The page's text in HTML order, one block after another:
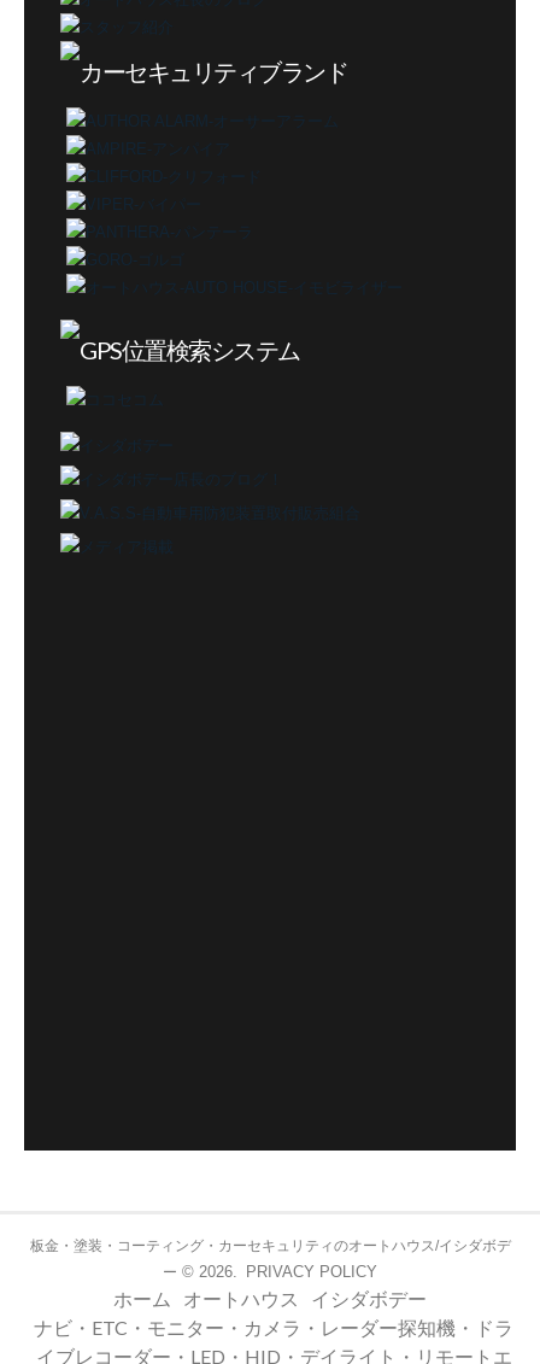
板金・塗装・コーティング・カーセキュリティのオートハウス/イシダボデ
ー © 2026. PRIVACY POLICY
ホーム オートハウス
イシダボデー
ナビ・ETC・モニター・カメラ・レーダー探知機・ドラ
イブレコーダー・LED・HID・デイライト・リモートエ